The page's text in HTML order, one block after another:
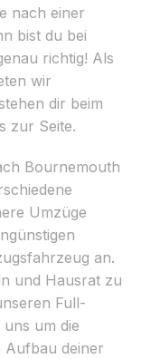
nach einer
bist du bei
richtig! Als
wir
dir beim
zur Seite.
Bournemouth
Umzüge
an.
und Hausrat zu
Full-
um die
Aufbau deiner